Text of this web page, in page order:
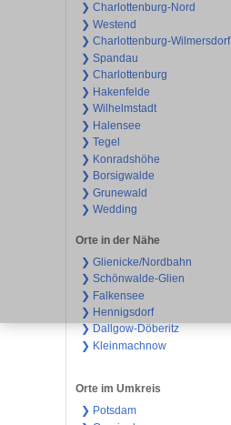
❯ Charlottenburg-Nord
❯ Westend
❯ Charlottenburg-Wilmersdorf
❯ Spandau
❯ Charlottenburg
❯ Hakenfelde
❯ Wilhelmstadt
❯ Halensee
❯ Tegel
❯ Konradshöhe
❯ Borsigwalde
❯ Grunewald
❯ Wedding
Orte in der Nähe
❯ Glienicke/Nordbahn
❯ Schönwalde-Glien
❯ Falkensee
❯ Hennigsdorf
❯ Dallgow-Döberitz
❯ Kleinmachnow
Orte im Umkreis
❯ Potsdam